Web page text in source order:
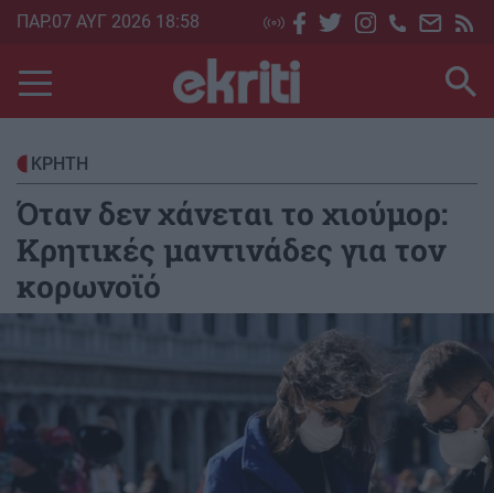
Skip
main
content
ΠΑΡ.07 ΑΥΓ 2026 18:58
ΚΡΗΤΗ
Όταν δεν χάνεται το χιούμορ:
Κρητικές μαντινάδες για τον
κορωνοϊό